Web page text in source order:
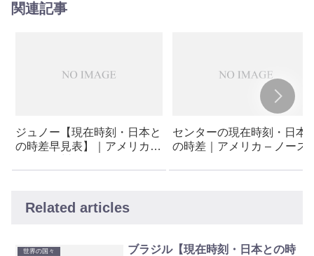
関連記事
ジュノー【現在時刻・日本と
の時差早見表】｜アメリカ –
センターの現在時刻・日本
の時差｜アメリカ – ノース
Related articles
世界の国々
ブラジル【現在時刻・日本との時